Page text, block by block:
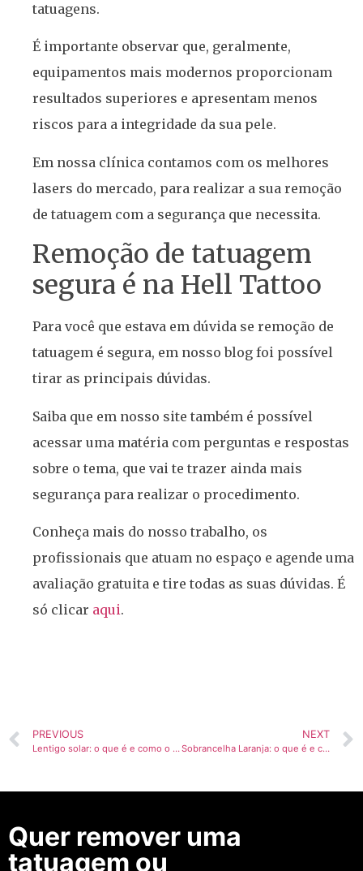
tatuagens.
É importante observar que, geralmente,
equipamentos mais modernos proporcionam
resultados superiores e apresentam menos
riscos para a integridade da sua pele.
Em nossa clínica contamos com os melhores
lasers do mercado, para realizar a sua remoção
de tatuagem com a segurança que necessita.
Remoção de tatuagem
segura é na Hell Tattoo
Para você que estava em dúvida se remoção de
tatuagem é segura, em nosso blog foi possível
tirar as principais dúvidas.
Saiba que em nosso site também é possível
acessar uma matéria com perguntas e respostas
sobre o tema, que vai te trazer ainda mais
segurança para realizar o procedimento.
Conheça mais do nosso trabalho, os
profissionais que atuam no espaço e agende uma
avaliação gratuita e tire todas as suas dúvidas. É
só clicar aqui.
PREVIOUS
Lentigo solar: o que é e como o laser pode ajudar?
NEXT
Sobrancelha Laranja: o que é e como remover?
Quer remover uma
tatuagem ou